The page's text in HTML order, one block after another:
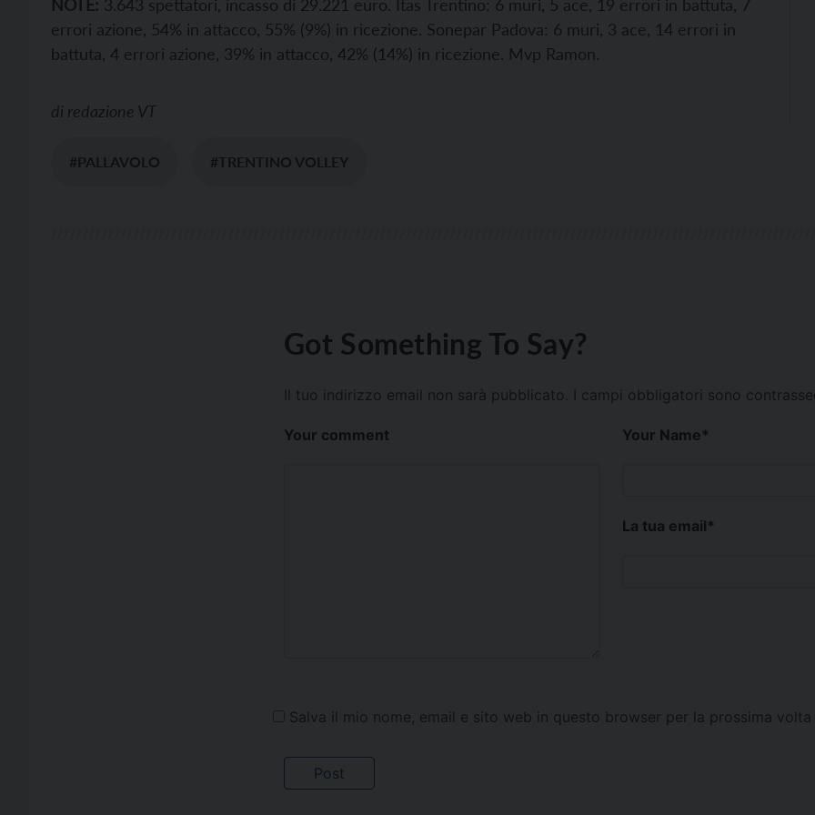
NOTE: 3.643 spettatori, incasso di 29.221 euro. Itas Trentino: 6 muri, 5 ace, 19 errori in battuta, 7
errori azione, 54% in attacco, 55% (9%) in ricezione. Sonepar Padova: 6 muri, 3 ace, 14 errori in
battuta, 4 errori azione, 39% in attacco, 42% (14%) in ricezione. Mvp Ramon.
di redazione VT
#PALLAVOLO #TRENTINO VOLLEY
Got Something To Say?
Il tuo indirizzo email non sarà pubblicato. I campi obbligatori sono
Your comment Your Name*
La tua email*
Salva il mio nome, email e sito web in questo browser per la prossima